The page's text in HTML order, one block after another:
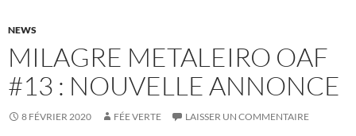
NEWS
MILAGRE METALEIRO OAF
#13 : NOUVELLE ANNONCE
8 FÉVRIER 2020 FÉE VERTE LAISSER UN COMMENTAIRE